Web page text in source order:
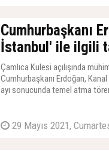
Cumhurbaşkanı
İstanbul' ile ilgili
Çamlıca Kulesi açılışında
Cumhurbaşkanı Erdoğan,
ayı sonucunda temel atma
29 Mayıs 2021,